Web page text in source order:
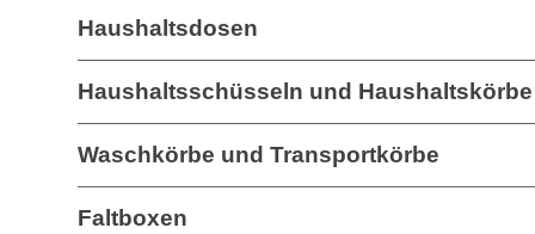
Haushaltsdosen
Haushaltsschüsseln und Haushaltskörbe
Waschkörbe und Transportkörbe
Faltboxen